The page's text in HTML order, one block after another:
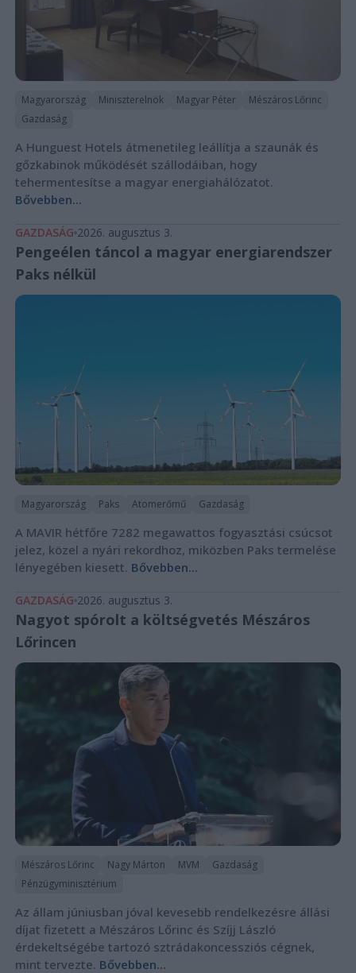
Magyarország Miniszterelnök Magyar Péter
Mészáros Lőrinc
Gazdaság
A Hunguest Hotels átmenetileg leállítja a szaunák és
gőzkabinok működését szállodáiban, hogy
tehermentesítse a magyar energiahálózatot.
Bővebben...
GAZDASÁG 2026. augusztus 3.
Pengeélen táncol a magyar energiarendszer
Paks nélkül
Magyarország Paks Atomerőmű Gazdaság
A MAVIR hétfőre 7282 megawattos fogyasztási csúcsot
jelez, közel a nyári rekordhoz, miközben Paks termelése
lényegében kiesett. Bővebben...
GAZDASÁG 2026. augusztus 3.
Nagyot spórolt a költségvetés Mészáros
Lőrincen
Mészáros Lőrinc Nagy Márton MVM
Gazdaság
Pénzügyminisztérium
Az állam júniusban jóval kevesebb rendelkezésre állási
díjat fizetett a Mészáros Lőrinc és Szíjj László
érdekeltségébe tartozó sztrádakoncessziós cégnek,
mint tervezte. Bővebben...